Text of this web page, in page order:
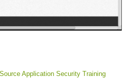
Application Security Training